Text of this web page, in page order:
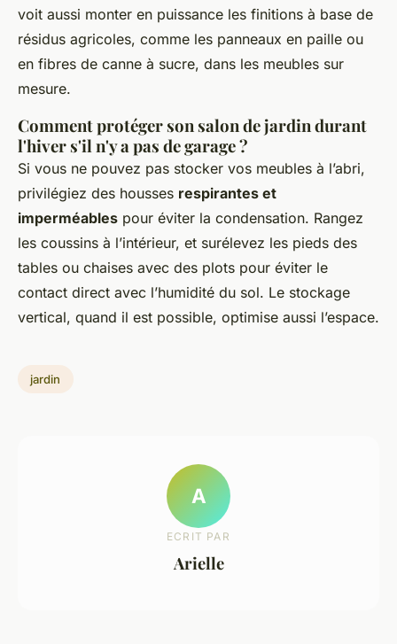
voit aussi monter en puissance les finitions à base de
résidus agricoles, comme les panneaux en paille ou
en fibres de canne à sucre, dans les meubles sur
mesure.
Comment protéger son salon de jardin durant
l'hiver s'il n'y a pas de garage ?
Si vous ne pouvez pas stocker vos meubles à l’abri,
privilégiez des housses respirantes et
imperméables pour éviter la condensation. Rangez
les coussins à l’intérieur, et surélevez les pieds des
tables ou chaises avec des plots pour éviter le
contact direct avec l’humidité du sol. Le stockage
vertical, quand il est possible, optimise aussi l’espace.
jardin
A
ECRIT PAR
Arielle